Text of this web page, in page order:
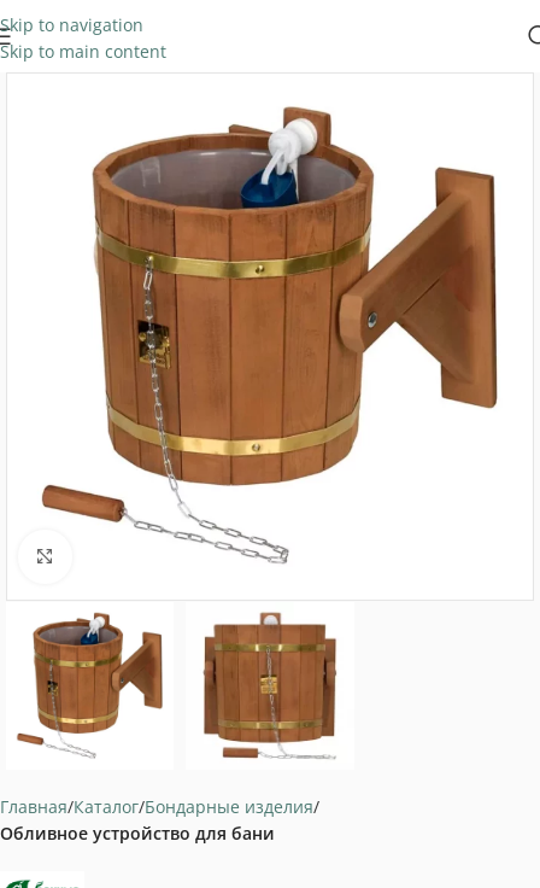
Skip to navigation
Skip to main content
Нажмите, чтобы увеличить
Главная Каталог Бондарные изделия
Обливное устройство для бани